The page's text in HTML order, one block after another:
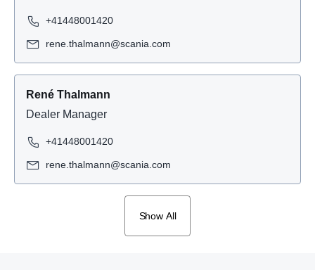
+41448001420
rene.thalmann@scania.com
René Thalmann
Dealer Manager
+41448001420
rene.thalmann@scania.com
Show All